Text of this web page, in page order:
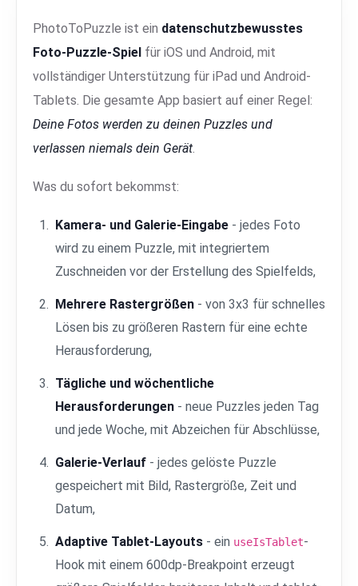
PhotoToPuzzle ist ein datenschutzbewusstes
Foto-Puzzle-Spiel für iOS und Android, mit
vollständiger Unterstützung für iPad und Android-
Tablets. Die gesamte App basiert auf einer Regel:
Deine Fotos werden zu deinen Puzzles und
verlassen niemals dein Gerät
Was du sofort bekommst:
Kamera- und Galerie-Eingabe - jedes Foto
wird zu einem Puzzle, mit integriertem
Zuschneiden vor der Erstellung des Spielfelds,
Mehrere Rastergrößen - von 3x3 für schnelles
Lösen bis zu größeren Rastern für eine echte
Herausforderung,
Tägliche und wöchentliche
Herausforderungen - neue Puzzles jeden Tag
und jede Woche, mit Abzeichen für Abschlüsse,
Galerie-Verlauf - jedes gelöste Puzzle
gespeichert mit Bild, Rastergröße, Zeit und
Datum,
Adaptive Tablet-Layouts - ein useIsTablet-
Hook mit einem 600dp-Breakpoint erzeugt